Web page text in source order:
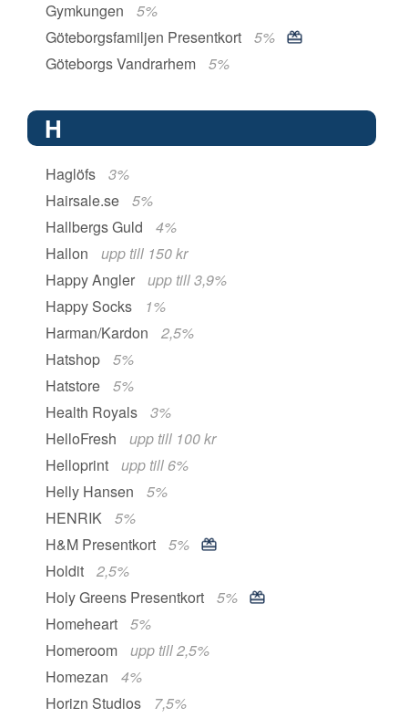
Gymkungen
5%
Göteborgsfamiljen Presentkort
5%
Göteborgs Vandrarhem
5%
H
Haglöfs
3%
Hairsale.se
5%
Hallbergs Guld
4%
Hallon
upp till 150 kr
Happy Angler
upp till 3,9%
Happy Socks
1%
Harman/Kardon
2,5%
Hatshop
5%
Hatstore
5%
Health Royals
3%
HelloFresh
upp till 100 kr
Helloprint
upp till 6%
Helly Hansen
5%
HENRIK
5%
H&M Presentkort
5%
Holdit
2,5%
Holy Greens Presentkort
5%
Homeheart
5%
Homeroom
upp till 2,5%
Homezan
4%
Horizn Studios
7,5%